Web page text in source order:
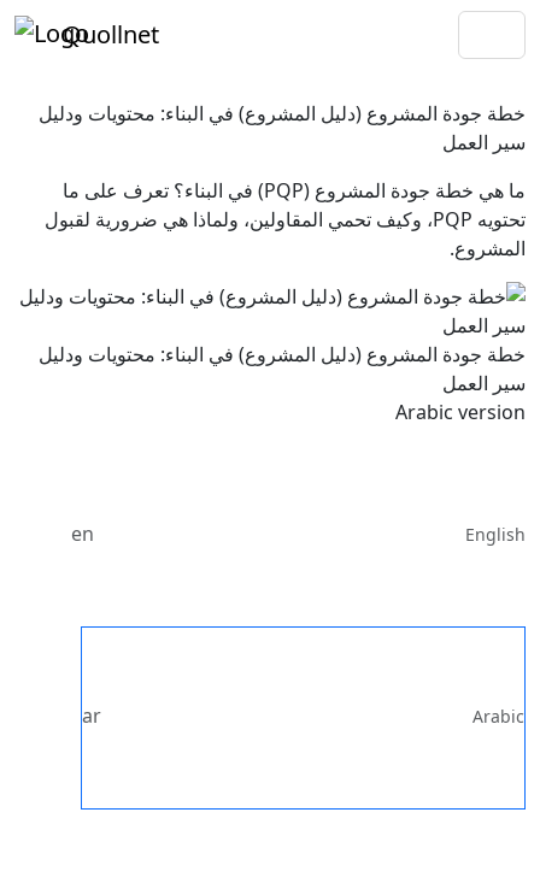
Quollnet
خطة جودة المشروع (دليل المشروع) في البناء: محتويات ودليل
سير العمل
ما هي خطة جودة المشروع (PQP) في البناء؟ تعرف على ما
تحتويه PQP، وكيف تحمي المقاولين، ولماذا هي ضرورية لقبول
المشروع.
خطة جودة المشروع (دليل المشروع) في البناء: محتويات ودليل
سير العمل
Arabic version
en English
ar Arabic